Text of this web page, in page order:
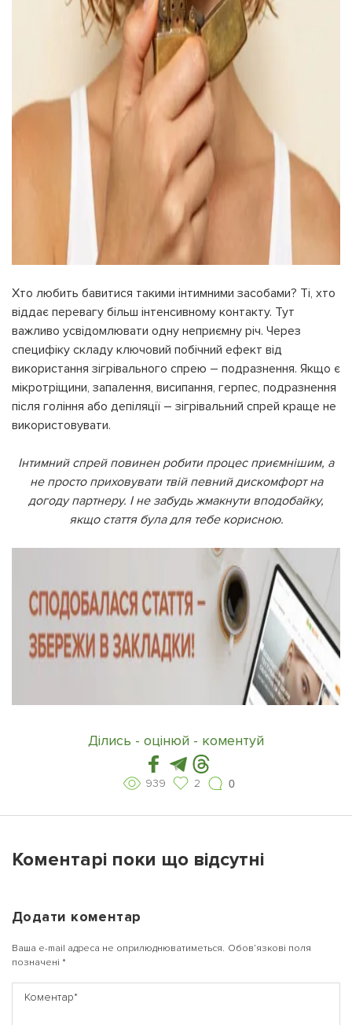
Хто любить бавитися такими інтимними засобами? Ті, хто
віддає перевагу більш інтенсивному контакту. Тут
важливо усвідомлювати одну неприємну річ. Через
специфіку складу ключовий побічний ефект від
використання зігрівального спрею – подразнення. Якщо є
мікротріщини, запалення, висипання, герпес, подразнення
після гоління або депіляції – зігрівальний спрей краще не
використовувати.
Інтимний спрей повинен робити процес приємнішим, а
не просто приховувати твій певний дискомфорт на
догоду партнеру. І не забудь жмакнути вподобайку,
якщо стаття була для тебе корисною.
Ділись - оцінюй - коментуй
939 2 0
Коментарі поки що відсутні
Додати коментар
Ваша e-mail адреса не оприлюднюватиметься. Обов’язкові поля
позначені *